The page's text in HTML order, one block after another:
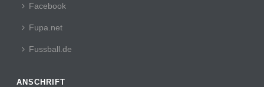
Facebook
Fupa.net
Fussball.de
ANSCHRIFT